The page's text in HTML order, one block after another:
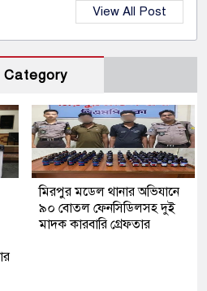
View All Post
মিরপুর মডেল থানার অভিযানে
৯০ বোতল ফেনসিডিলসহ দুই
মাদক কারবারি গ্রেফতার